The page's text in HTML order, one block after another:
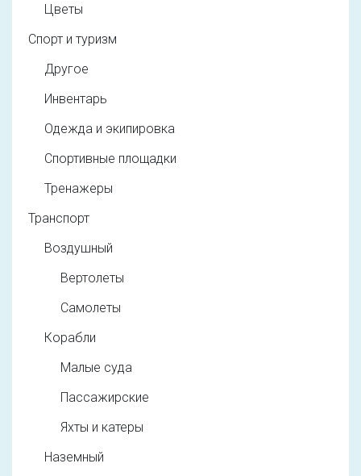
Цветы
Спорт и туризм
Другое
Инвентарь
Одежда и экипировка
Спортивные площадки
Тренажеры
Транспорт
Воздушный
Вертолеты
Самолеты
Корабли
Малые суда
Пассажирские
Яхты и катеры
Наземный